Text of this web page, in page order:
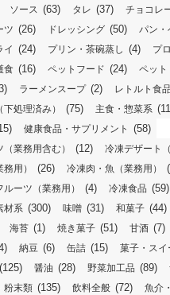
ソース (63) タレ (37) チョコレ
ツ (26) ドレッシング (50) パン・
イ (24) プリン・茶碗蒸し (4) プ
食 (16) ペットフード (24) ペット
ラーメンスープ (2) レトルト食品
処理済み） (75) 主食・惣菜系
健康食品・サプリメント (58)
業務用含む） (12) 冷凍デザート
用） (26) 冷凍肉・魚（業務用）
ーツ（業務用） (4) 冷凍食品 (59)
材系 (300) 味噌 (31) 和菓子 (44)
海苔 (1) 焼き菓子 (51) 甘酒 (7)
納豆 (6) 缶詰 (15) 菓子・スイ
(125) 醤油 (28) 野菜加工品 (89)
粉末類 (135) 飲料全般 (72) 魚介